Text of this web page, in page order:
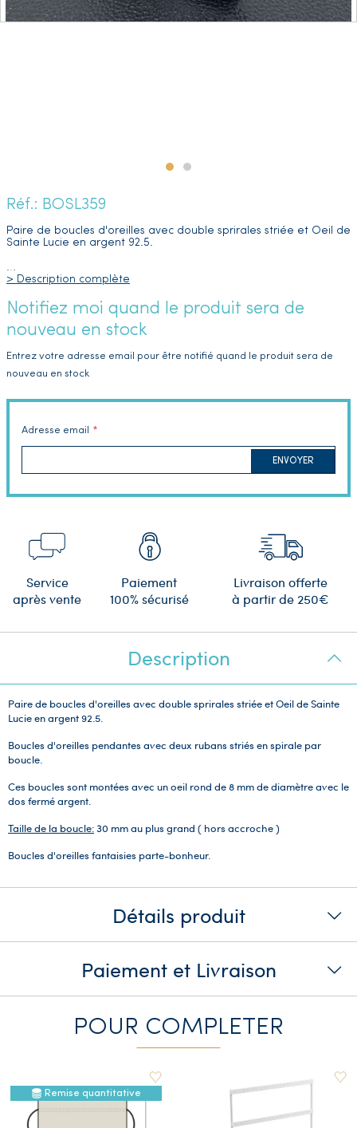
Réf.: BOSL359
Paire de boucles d'oreilles avec double sprirales striée et Oeil de
Sainte Lucie en argent 92.5.
…
> Description complète
Notifiez moi quand le produit sera de
nouveau en stock
Entrez votre adresse email pour être notifié quand le produit sera de
nouveau en stock
Adresse email
ENVOYER
Service
après vente
Paiement
100% sécurisé
Livraison offerte
à partir de 250€
Description
Paire de boucles d'oreilles avec double sprirales striée et Oeil de Sainte
Lucie en argent 92.5.
Boucles d'oreilles pendantes avec deux rubans striés en spirale par
boucle.
Ces boucles sont montées avec un oeil rond de 8 mm de diamètre avec le
dos fermé argent.
Taille de la boucle:30 mm au plus grand ( hors accroche )
Boucles d'oreilles fantaisies parte-bonheur.
Détails produit
Paiement et Livraison
POUR COMPLETER
Remise quantitative